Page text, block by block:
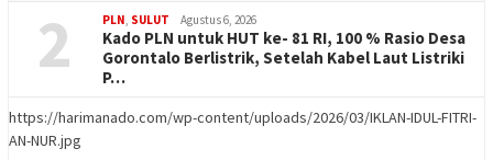
2 PLN, SULUT Agustus 6, 2026
Kado PLN untuk HUT ke- 81 RI, 100 % Rasio Desa
Gorontalo Berlistrik, Setelah Kabel Laut Listriki
P…
https://harimanado.com/wp-content/uploads/2026/03/IKLAN-IDUL-FITRI-
AN-NUR.jpg